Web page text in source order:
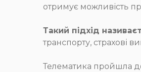
отримує можливість
Такий підхід
транспорту, страхові
Телематика пройшла